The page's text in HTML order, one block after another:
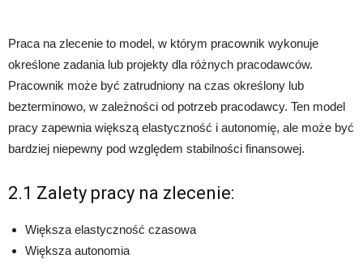
Praca na zlecenie to model, w którym pracownik wykonuje
określone zadania lub projekty dla różnych pracodawców.
Pracownik może być zatrudniony na czas określony lub
bezterminowo, w zależności od potrzeb pracodawcy. Ten model
pracy zapewnia większą elastyczność i autonomię, ale może być
bardziej niepewny pod względem stabilności finansowej.
2.1 Zalety pracy na zlecenie:
Większa elastyczność czasowa
Większa autonomia